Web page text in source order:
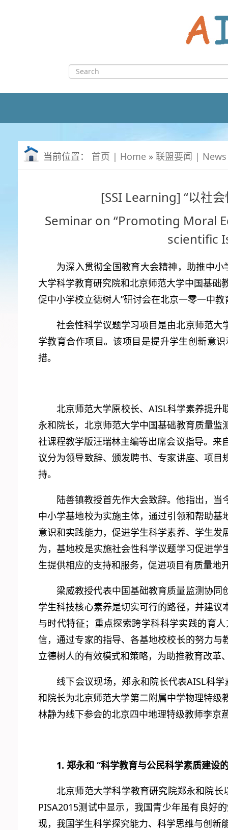
当前位置： 首页 | Home » 联盟要闻 | News
[SSI Learning] “以社
Seminar on “Promoting Moral
scientific
为深入贯彻全国教育大会精神，助推中
大学科学教育研究院和北京师范大学中国基础
促中小学校立德树人”研讨会在北京一零一中
社会性科学议题学习项目是由北京师范
学教育合作项目。该项目是提升学生创新意
措。
北京师范大学原校长、AISL科学素养提
永和院长，北京师范大学中国基础教育质量
社课程教学版汪瑞林主编等出席会议指导。
议分为领导致辞、颁发聘书、专家讲座、项
持。
陆善镇教授首先作大会致辞。他指出，
中小学基地校为实施主体，通过引领和帮助
意识和实践能力，促进学生科学素养、学生
为，基地校是实施社会性科学议题学习促进
生提供相应的支持和服务，促进项目有质量地
梁威教授代表中国基础教育质量监测协
学生科技核心素养是切实可行的路径，并建
与时代特征；重点探索跨学科科学实践的育
信，通过专家的指导、各基地校校长的努力
立德树人的有效模式和策略，为助推教育改革
线下会议现场，郑永和院长代表AISL科
和院长为北京师范大学第二附属中学物理特
林静为线下参会的北京四中地理特级教师李京
1. 郑永和 “科学教育与公民科学素质建设
北京师范大学科学教育研究院郑永和院
PISA2015测试中显示，我国青少年虽有良好
现，我国学生科学探究能力、科学思维与创新